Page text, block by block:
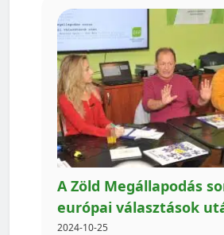
A Zöld Megállapodás
európai választások
2024-10-25